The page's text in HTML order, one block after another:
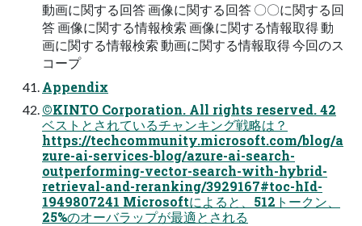
動画に関する回答 画像に関する回答 〇〇に関する回
答 画像に関する情報検索 画像に関する情報取得 動
画に関する情報検索 動画に関する情報取得 今回のス
コープ
Appendix
©KINTO Corporation. All rights reserved. 42
ベストとされているチャンキング戦略は？
https://techcommunity.microsoft.com/blog/a
zure-ai-services-blog/azure-ai-search-
outperforming-vector-search-with-hybrid-
retrieval-and-reranking/3929167#toc-hId-
1949807241 Microsoftによると、512トークン、
25%のオーバラップが最適とされる